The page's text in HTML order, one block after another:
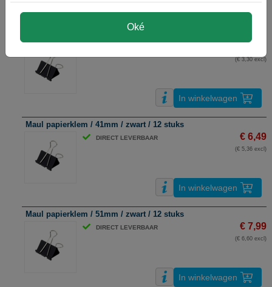
(€ 3,30 excl)
In winkelwagen
Maul papierklem / 41mm / zwart / 12 stuks
DIRECT LEVERBAAR € 6,49
(€ 5,36 excl)
In winkelwagen
Maul papierklem / 51mm / zwart / 12 stuks
DIRECT LEVERBAAR € 7,99
(€ 6,60 excl)
In winkelwagen
Oké